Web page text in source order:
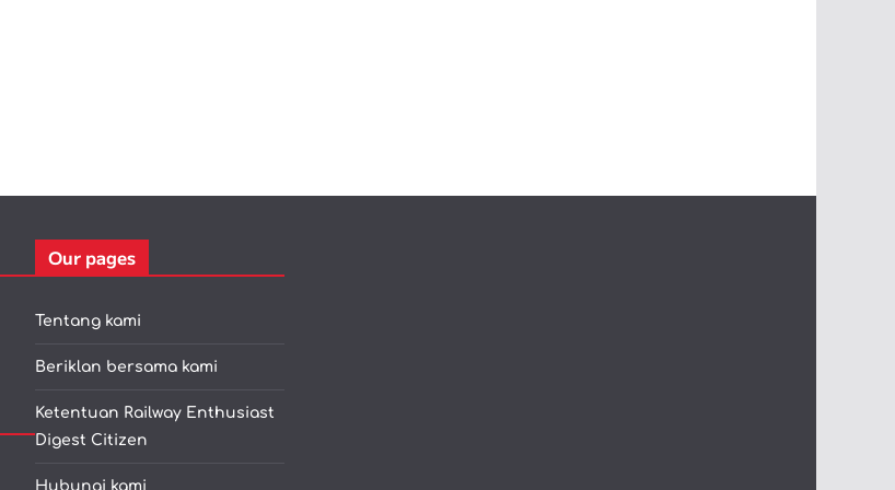
Our pages
Tentang kami
Beriklan bersama kami
Ketentuan Railway Enthusiast
Digest Citizen
Hubungi kami